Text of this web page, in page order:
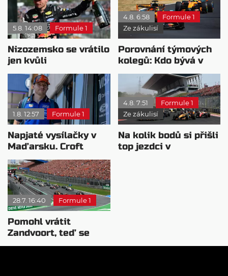
5.8. 14:08 Formule 1
Nizozemsko se vrátilo
jen kvůli
Verstappenovi, říká
Ecclestone
4.8. 6:58
Formule 1
Ze zákulisí
Porovnání týmových
kolegů: Kdo bývá v
sobotu nejrychlejší?
1.8. 12:57 Formule 1
Napjaté vysílačky v
Maďarsku. Croft
naznačil odchod
Verstappena
4.8. 7:51
Formule 1
Ze zákulisí
Na kolik bodů si přišli
top jezdci v
28.7. 16:40 Formule 1
Pomohl vrátit
Zandvoort, teď se
nizozemský princ